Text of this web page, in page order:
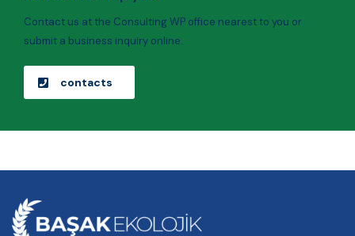
Contact us at the Consulting WP office nearest to you or
submit a business inquiry online.
contacts